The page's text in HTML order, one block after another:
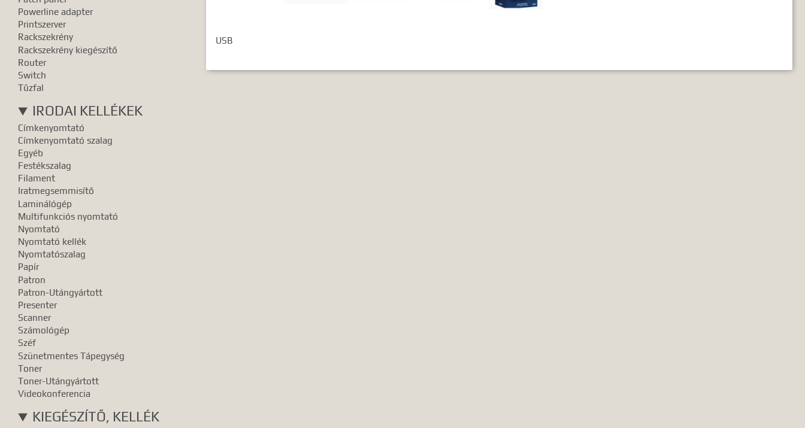
Powerline adapter
Printszerver
Rackszekrény
Rackszekrény kiegészítő
Router
Switch
Tűzfal
IRODAI KELLÉKEK
Címkenyomtató
Címkenyomtató szalag
Egyéb
Festékszalag
Filament
Iratmegsemmisítő
Laminálógép
Multifunkciós nyomtató
Nyomtató
Nyomtató kellék
Nyomtatószalag
Papír
Patron
Patron-Utángyártott
Presenter
Scanner
Számológép
Széf
Szünetmentes Tápegység
Toner
Toner-Utángyártott
Videokonferencia
KIEGÉSZÍTŐ, KELLÉK
USB